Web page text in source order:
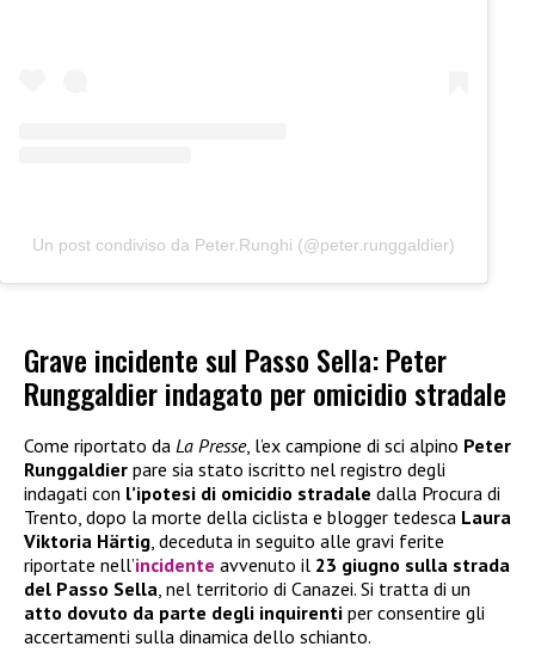
Un post condiviso da Peter.Runghi (@peter.runggaldier)
Grave incidente sul Passo Sella: Peter
Runggaldier indagato per omicidio stradale
Come riportato da La Presse, l’ex campione di sci alpino Peter
Runggaldier pare sia stato iscritto nel registro degli
indagati con l’ipotesi di omicidio stradale dalla Procura di
Trento, dopo la morte della ciclista e blogger tedesca Laura
Viktoria Härtig, deceduta in seguito alle gravi ferite
riportate nell’incidente avvenuto il 23 giugno sulla strada
del Passo Sella, nel territorio di Canazei. Si tratta di un
atto dovuto da parte degli inquirenti per consentire gli
accertamenti sulla dinamica dello schianto.